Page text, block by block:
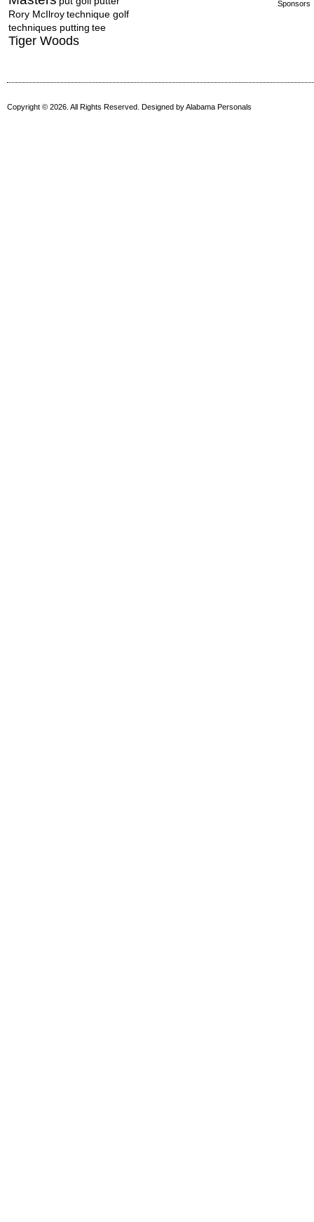
Rory McIlroytechnique golf
techniques putting tee
Tiger Woods
Sponsors
Copyright © 2026. All Rights Reserved. Designed byAlabama Personals